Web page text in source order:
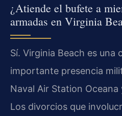
¿Atiende el bufete a
armadas en Virginia
Sí. Virginia Beach es una
importante presencia
Naval Air Station
Los divorcios que